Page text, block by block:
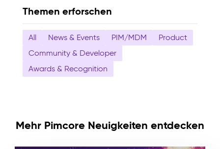
Themen erforschen
All News & Events PIM/MDM
Product
Community & Developer
Awards & Recognition
Mehr Pimcore Neuigkeiten entdecken